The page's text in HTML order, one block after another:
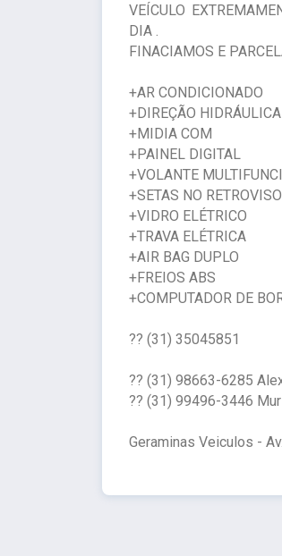
VEÍCULO
DIA .
FINACIAMOS E
+AR CONDICIONADO
+DIREÇÃO HIDRÁULICA
+MIDIA COM
+PAINEL DIGITAL
+VOLANTE
+SETAS NO
+VIDRO ELÉTRICO
+TRAVA ELÉTRICA
+AIR BAG DUPLO
+FREIOS ABS
+COMPUTADOR DE
?? (31) 35045851
?? (31) 98663-6285
?? (31) 99496-3446
Geraminas Veiculos -